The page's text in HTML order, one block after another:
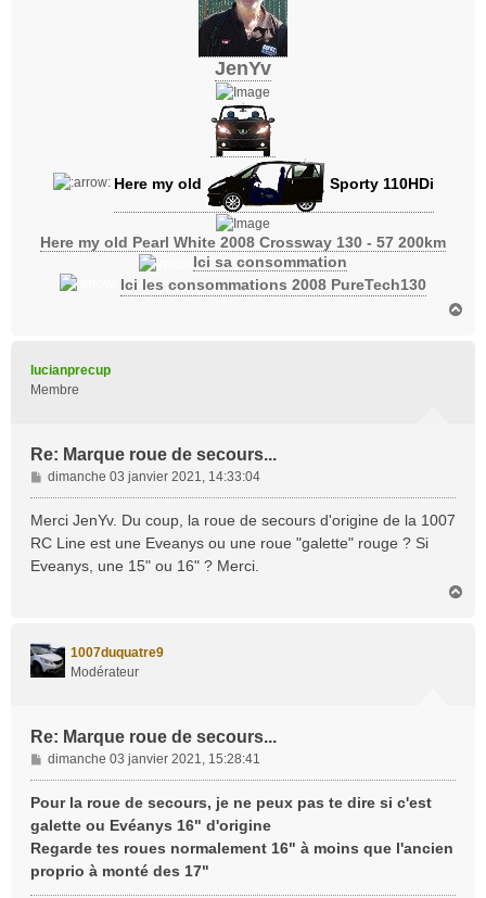
JenYv
Here my old Sporty 110HDi
Here my old Pearl White 2008 Crossway 130 - 57 200km
Ici sa consommation
Ici les consommations 2008 PureTech130
lucianprecup
Membre
Re: Marque roue de secours...
M
e
a
g
dimanche 03 janvier 2021, 14:33:04
Merci JenYv. Du coup, la roue de secours d'origine de la 1007
RC Line est une Eveanys ou une roue "galette" rouge ? Si
Eveanys, une 15" ou 16" ? Merci.
1007duquatre9
Modérateur
Re: Marque roue de secours...
M
e
a
g
e
dimanche 03 janvier 2021, 15:28:41
Pour la roue de secours, je ne peux pas te dire si c'est
galette ou Evéanys 16" d'origine
Regarde tes roues normalement 16" à moins que l'ancien
proprio à monté des 17"